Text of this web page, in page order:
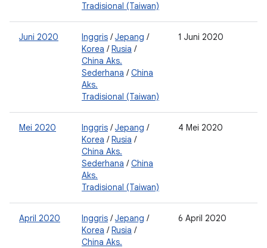
Tradisional (Taiwan)
Juni 2020 Inggris /Jepang /
Korea /Rusia /
China Aks.
Sederhana /China
Aks.
Tradisional (Taiwan)
1 Juni 2020
Mei 2020 Inggris /Jepang /
Korea /Rusia /
China Aks.
Sederhana /China
Aks.
Tradisional (Taiwan)
4 Mei 2020
April 2020 Inggris /Jepang /
Korea /Rusia /
China Aks.
6 April 2020